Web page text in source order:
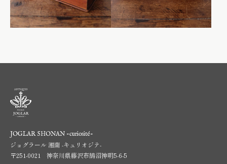
JOGLAR SHONAN -curiosité-
ジョグラール 湘南 -キュリオジテ-
〒251-0021 神奈川県藤沢市鵠沼神明5-6-5